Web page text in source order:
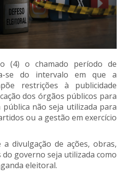
(4) o chamado período de
se do intervalo em que a
restrições à publicidade
dos órgãos públicos para
não seja utilizada para
ou a gestão em exercício
divulgação de ações, obras,
governo seja utilizada como
eleitoral.